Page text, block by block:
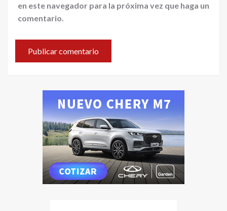
en este navegador para la próxima vez que haga un
comentario.